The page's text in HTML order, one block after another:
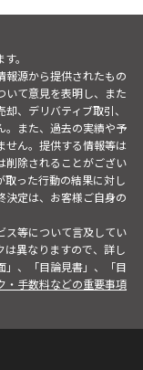
。
報源から提供されたもの
いて意見を表明し、また
、デリバティブ取引、
。また、過去の実績や予
せん。提供する情報等は
削除されることがござい
取った行動の結果に対し
決定は、お客様ご自身の
ス等について言及してい
は異なりますので、詳し
」、「目論見書」、「目
・手数料などの重要事項